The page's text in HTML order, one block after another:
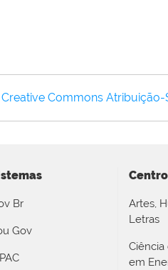
Creative Commons
Br
Gov
Artes,
Letras
Ciência
em